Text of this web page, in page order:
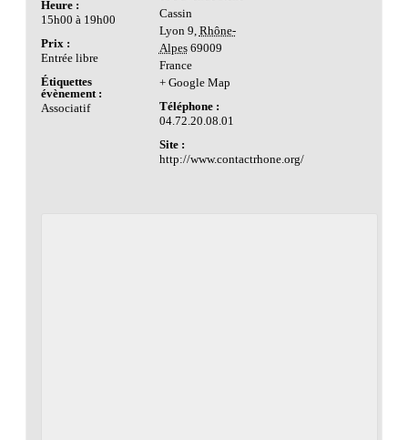
Heure :
15h00 à 19h00
Prix :
Entrée libre
Étiquettes
évènement :
Associatif
Cassin
Lyon 9 Rhône-
Alpes 69009
France
+ Google Map
Téléphone :
04.72.20.08.01
Site :
http://www.contactrhone.org/